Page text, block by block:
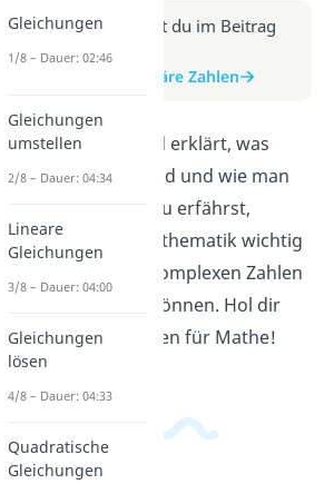
Weitere Infos erhältst du im Beitrag
zum Video
zum Beitrag: Imaginäre Zahlen
In diesem Video wird erklärt, was
imaginäre Zahlen sind und wie man
mit ihnen rechnet. Du erfährst,
warum sie in der Mathematik wichtig
sind und wie sie in komplexen Zahlen
eingesetzt werden können. Hol dir
hier das nötige Wissen für Mathe!
Gleichungen
1/8 – Dauer: 02:46
Gleichungen
umstellen
2/8 – Dauer: 04:34
Lineare
Gleichungen
3/8 – Dauer: 04:00
Gleichungen
lösen
4/8 – Dauer: 04:33
Quadratische
Gleichungen